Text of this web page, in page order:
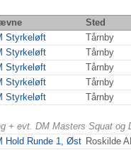
Sted
Styrkeløft
Tårnby
Styrkeløft
Tårnby
Styrkeløft
Tårnby
Styrkeløft
Tårnby
Styrkeløft Tårnby
+ evt. DM Masters Squat
Hold Runde 1, Øst Roskilde